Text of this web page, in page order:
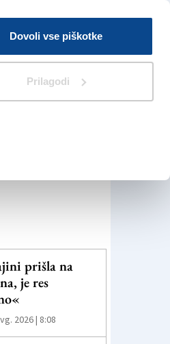
Dovoli vse piškotke
Prilagodi
Iskanje
prišla na
je res
2026 | 8:08